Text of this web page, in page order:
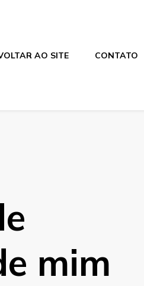
AO SITE CONTATO
mim